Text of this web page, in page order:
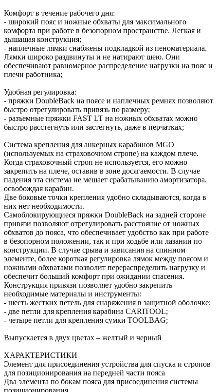
Комфорт в течение рабочего дня:
- широкий пояс и ножные обхваты для максимального
комфорта при работе в безопорном пространстве. Легкая и
дышащая конструкция;
- наплечные лямки снабжены подкладкой из пеноматериала.
Лямки широко раздвинуты и не натирают шею. Они
обеспечивают равномерное распределение нагрузки на пояс и
плечи работника;
Удобная регулировка:
- пряжки DoubleBack на поясе и наплечных ремнях позволяют
быстро отрегулировать привязь по размеру;
- разъемные пряжки FAST LT на ножных обхватах можно
быстро расстегнуть или застегнуть, даже в перчатках;
Система крепления для анкерных карабинов MGO
(используемых на страховочном стропе) на каждом плече.
Когда страховочный строп не используется, его можно
закрепить на плече, оставив в зоне досягаемости. В случае
падения эта система не мешает срабатыванию амортизатора,
освобождая карабин.
Две боковые точки крепления удобно складываются, когда в
них нет необходимости.
Самоблокирующиеся пряжки DoubleBack на задней стороне
привязи позволяют отрегулировать расстояние от ножных
обхватов до пояса, что обеспечивает удобство как при работе
в безопорном положении, так и при ходьбе или лазании по
конструкции. В случае срыва и зависания на спинном
элементе, более короткая регулировка лямок между поясом и
ножными обхватами позволит перераспределить нагрузку и
обеспечит больший комфорт при ожидании спасения.
Конструкция привязи позволяет удобно закрепить
необходимые материалы и инструменты:
- шесть жестких петель для снаряжения в защитной оболочке;
- две петли для крепления карабина CARITOOL;
- четыре петли для крепления сумки TOOLBAG;
Выпускается в двух цветах – желтый и черный
ХАРАКТЕРИСТИКИ
Элемент для присоединения устройства для спуска и стропов
для позиционирования на передней части пояса
Два элемента по бокам пояса для присоединения системы
позиционирования